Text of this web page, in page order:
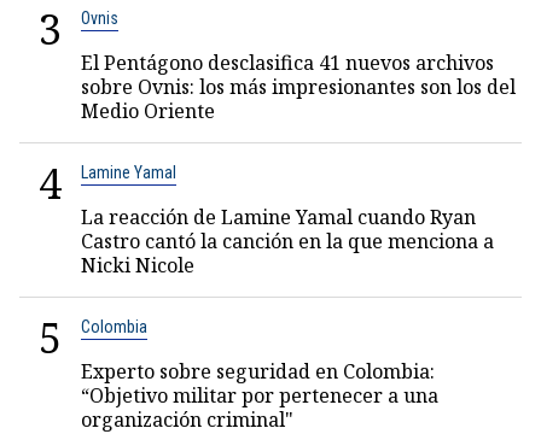
3 Ovnis
El Pentágono desclasifica 41 nuevos archivos
sobre Ovnis: los más impresionantes son los del
Medio Oriente
4 Lamine Yamal
La reacción de Lamine Yamal cuando Ryan
Castro cantó la canción en la que menciona a
Nicki Nicole
5 Colombia
Experto sobre seguridad en Colombia:
“Objetivo militar por pertenecer a una
organización criminal"